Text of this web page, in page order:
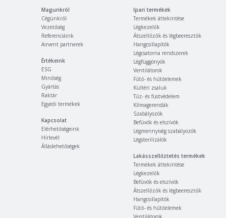
Magunkról
Cégünkről
Vezetőség
Referenciáink
Airvent partnerek
Értékeink
ESG
Minőség
Gyártás
Raktár
Egyedi termékek
Kapcsolat
Elérhetőségeink
Hírlevél
Álláslehetőségek
Ipari termékek
Termékek áttekintése
Légkezelők
Átszellőzők és légbeeresztők
Hangcsillapítók
Légcsatorna rendszerek
Légfüggönyök
Ventilátorok
Fűtő- és hűtőelemek
Kültéri zsaluk
Tűz- és füstvédelem
Klímagerendák
Szabályozók
Befúvók és elszívók
Légmennyiség szabályozók
Légsterilizálók
Lakásszellőztetés termékek
Termékek áttekintése
Légkezelők
Befúvók és elszívók
Átszellőzők és légbeeresztők
Hangcsillapítók
Fűtő- és hűtőelemek
Ventilátorok